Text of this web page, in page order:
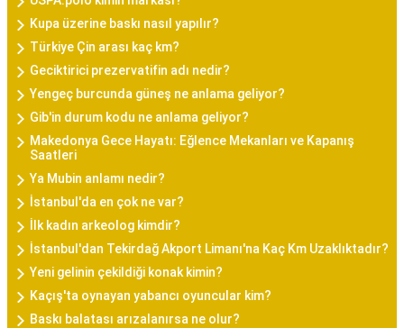
Kupa üzerine baskı nasıl yapılır?
Türkiye Çin arası kaç km?
Geciktirici prezervatifin adı nedir?
Yengeç burcunda güneş ne anlama geliyor?
Gib'in durum kodu ne anlama geliyor?
Makedonya Gece Hayatı: Eğlence Mekanları ve Kapanış
Saatleri
Ya Mubin anlamı nedir?
İstanbul'da en çok ne var?
İlk kadın arkeolog kimdir?
İstanbul'dan Tekirdağ Akport Limanı'na Kaç Km Uzaklıktadır?
Yeni gelinin çekildiği konak kimin?
Kaçış'ta oynayan yabancı oyuncular kim?
Baskı balatası arızalanırsa ne olur?